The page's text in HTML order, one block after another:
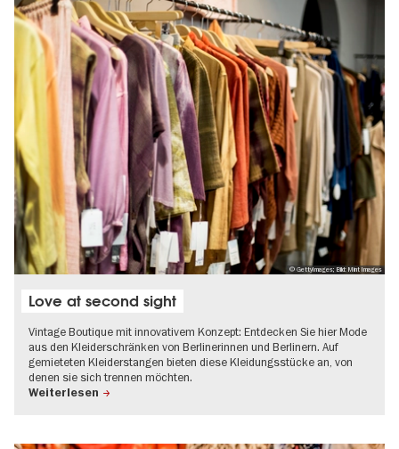
© GettyImages; Bild: Mint Images
Love at second sight
Vintage Boutique mit innovativem Konzept: Entdecken Sie hier Mode
aus den Kleiderschränken von Berlinerinnen und Berlinern. Auf
gemieteten Kleiderstangen bieten diese Kleidungsstücke an, von
denen sie sich trennen möchten.
Weiterlesen